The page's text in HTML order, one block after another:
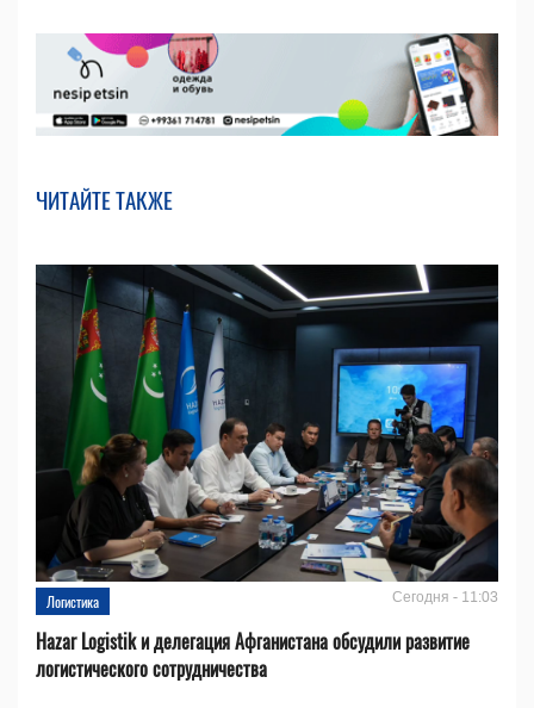
ЧИТАЙТЕ ТАКЖЕ
Логистика Сегодня - 11:03
Hazar Logistik и делегация Афганистана обсудили развитие
логистического сотрудничества